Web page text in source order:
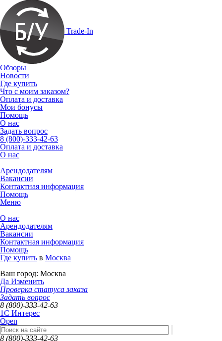
Trade-In
Обзоры
Новости
Где купить
Что с моим заказом?
Оплата и доставка
Мои бонусы
Помощь
О нас
Задать вопрос
8 (800)-333-42-63
Оплата и доставка
О нас
Арендодателям
Вакансии
Контактная информация
Помощь
Меню
О нас
Арендодателям
Вакансии
Контактная информация
Помощь
Где купить в Москва
Ваш город: Москва
Да Изменить
Проверка статуса заказа
Задать вопрос
8 (800)-333-42-63
1C Интерес
Open
8 (800)-333-42-63